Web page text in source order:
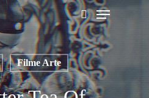
pesquisar
Menu
Filme Arte